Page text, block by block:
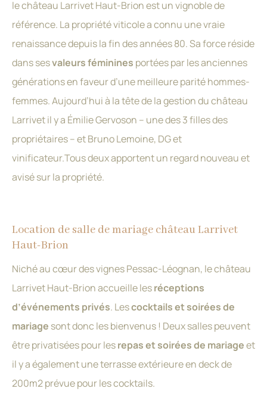
le château Larrivet Haut-Brion est un vignoble de
référence. La propriété viticole a connu une vraie
renaissance depuis la fin des années 80. Sa force réside
dans sesvaleurs féminines portées par les anciennes
générations en faveur d’une meilleure parité hommes-
femmes. Aujourd’hui à la tête de la gestion du château
Larrivet il y a Émilie Gervoson – une des 3 filles des
propriétaires – et Bruno Lemoine, DG et
vinificateur.Tous deux apportent un regard nouveau et
avisé sur la propriété.
Location de salle de mariage château Larrivet
Haut-Brion
Niché au cœur des vignes Pessac-Léognan, le château
Larrivet Haut-Brion accueille lesréceptions
d’événements privés. Lescocktails et soirées de
mariage sont donc les bienvenus ! Deux salles peuvent
être privatisées pour lesrepas et soirées de mariageet
il y a également une terrasse extérieure en deck de
200m2 prévue pour les cocktails.